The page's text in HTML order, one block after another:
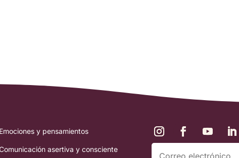
Emociones y pensamientos
asertiva y consciente